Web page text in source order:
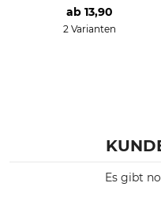
ab 13,90
2 Varianten
Es gibt